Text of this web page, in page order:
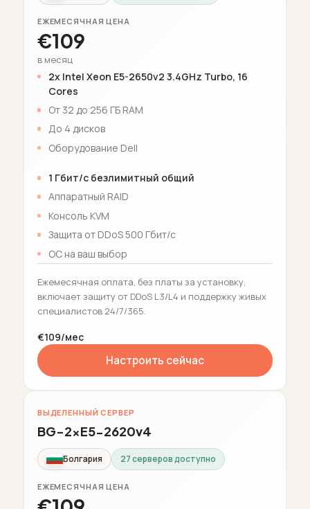
ЕЖЕМЕСЯЧНАЯ ЦЕНА
€109
в месяц
2x Intel Xeon E5-2650v2 3.4GHz Turbo, 16
Cores
От 32 до 256 ГБ RAM
До 4 дисков
Оборудование Dell
1 Гбит/с безлимитный общий
Аппаратный RAID
Консоль KVM
Защита от DDoS 500 Гбит/с
ОС на ваш выбор
Ежемесячная оплата, без платы за установку,
включает защиту от DDoS L3/L4 и поддержку живых
специалистов 24/7/365.
€109/мес
Настроить сейчас
ВЫДЕЛЕННЫЙ СЕРВЕР
BG-2xE5-2620v4
Болгария 27 серверов доступно
ЕЖЕМЕСЯЧНАЯ ЦЕНА